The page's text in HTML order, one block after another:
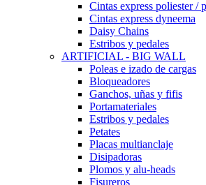
Cintas express poliester /
Cintas express dyneema
Daisy Chains
Estribos y pedales
ARTIFICIAL - BIG WALL
Poleas e izado de cargas
Bloqueadores
Ganchos, uñas y fifis
Portamateriales
Estribos y pedales
Petates
Placas multianclaje
Disipadoras
Plomos y alu-heads
Fisureros